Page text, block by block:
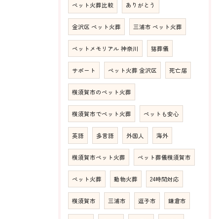
ペット火葬比較 ありがとう
金沢区 ペット火葬 三浦市 ペット火葬
ペットメモリアル 神奈川 猫葬儀
サポート ペット火葬 金沢区 死亡届
横須賀市のペット火葬
横須賀市でペット火葬 ペットも安心
英語 多言語 外国人 海外
横須賀市ペット火葬 ペット葬儀横須賀市
ペット火葬 動物火葬 24時間対応
横須賀市 三浦市 逗子市 鎌倉市